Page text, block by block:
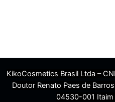
KikoCosmetics Brasil Ltda –
Doutor Renato Paes de
04530-001 Itaim